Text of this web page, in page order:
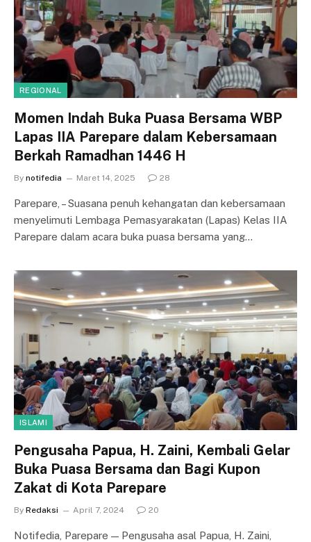
REGIONAL
Momen Indah Buka Puasa Bersama WBP
Lapas IIA Parepare dalam Kebersamaan
Berkah Ramadhan 1446 H
By notifedia Maret 14, 2025 28
Parepare, – Suasana penuh kehangatan dan kebersamaan
menyelimuti Lembaga Pemasyarakatan (Lapas) Kelas IIA
Parepare dalam acara buka puasa bersama yang…
ISLAMI
Pengusaha Papua, H. Zaini, Kembali Gelar
Buka Puasa Bersama dan Bagi Kupon
Zakat di Kota Parepare
By Redaksi April 7, 2024 20
Notifedia, Parepare — Pengusaha asal Papua, H. Zaini,